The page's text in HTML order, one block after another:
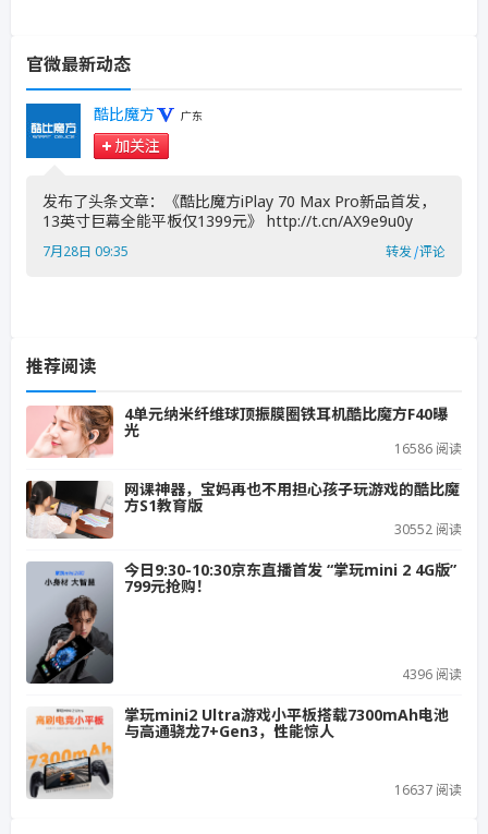
官微最新动态
酷比魔方 广东
加关注
发布了头条文章：《酷比魔方iPlay 70 Max Pro新品首发，
13英寸巨幕全能平板仅1399元》 http://t.cn/AX9e9u0y ​
7月28日 09:35 转发|评论
推荐阅读
4单元纳米纤维球顶振膜圈铁耳机酷比魔方F40曝
光
16586 阅读
网课神器，宝妈再也不用担心孩子玩游戏的酷比魔
方S1教育版
30552 阅读
今日9:30-10:30京东直播首发 “掌玩mini 2 4G版”
799元抢购！
4396 阅读
掌玩mini2 Ultra游戏小平板搭载7300mAh电池
与高通骁龙7+Gen3，性能惊人
16637 阅读